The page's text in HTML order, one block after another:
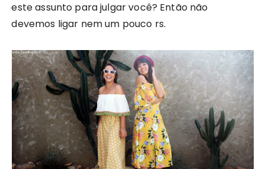
este assunto para julgar você? Então não
devemos ligar nem um pouco rs.